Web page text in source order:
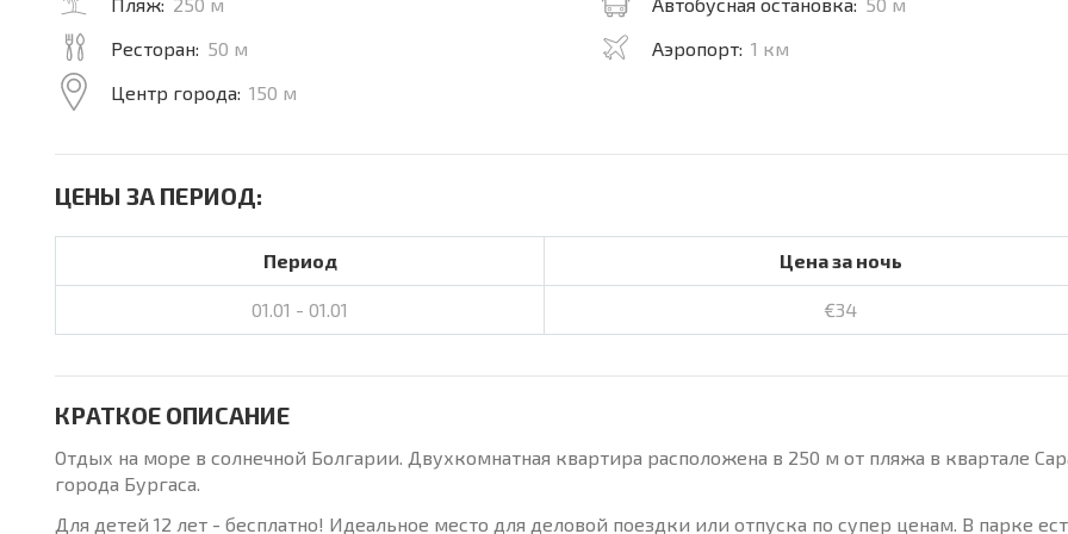
Ресторан: 50 м
Центр города: 150 м
Аэропорт: 1 км
ЦЕНЫ ЗА ПЕРИОД:
Период Цена за ночь
01.01 - 01.01 €34
КРАТКОЕ ОПИСАНИЕ
Отдых на море в солнечной Болгарии. Двухкомнатная квартира расположена в 250 м от пляжа в квартале
города Бургаса.
Для детей 12 лет - бесплатно! Идеальное место для деловой поездки или отпуска по супер ценам. В парке